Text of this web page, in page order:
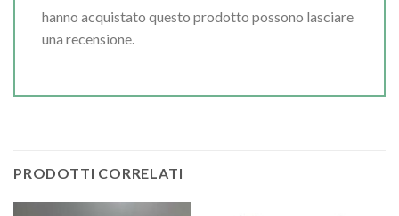
hanno acquistato questo prodotto possono lasciare
una recensione.
PRODOTTI CORRELATI